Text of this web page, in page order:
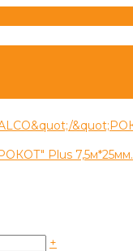
Plus 7,5м*25мм.
+